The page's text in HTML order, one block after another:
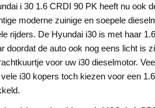
i 30 1.6 CRDI 90 PK heeft nu
moderne zuinige en soepele
rijders. De Hyundai i30 is met haar
doordat de auto ook nog eens licht is
voor uw i30 dieselmotor.
i30 kopers toch kiezen voor een